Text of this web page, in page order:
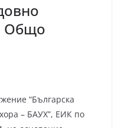
Общо
“Българска
– БАУХ”, ЕИК по